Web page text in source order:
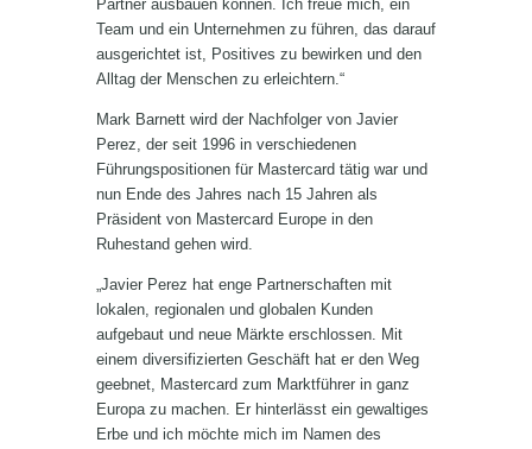
Partner ausbauen können. Ich freue mich, ein
Team und ein Unternehmen zu führen, das darauf
ausgerichtet ist, Positives zu bewirken und den
Alltag der Menschen zu erleichtern.“
Mark Barnett wird der Nachfolger von Javier
Perez, der seit 1996 in verschiedenen
Führungspositionen für Mastercard tätig war und
nun Ende des Jahres nach 15 Jahren als
Präsident von Mastercard Europe in den
Ruhestand gehen wird.
„Javier Perez hat enge Partnerschaften mit
lokalen, regionalen und globalen Kunden
aufgebaut und neue Märkte erschlossen. Mit
einem diversifizierten Geschäft hat er den Weg
geebnet, Mastercard zum Marktführer in ganz
Europa zu machen. Er hinterlässt ein gewaltiges
Erbe und ich möchte mich im Namen des